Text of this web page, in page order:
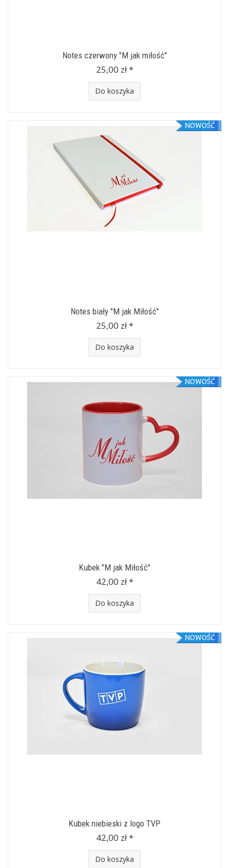
Notes czerwony "M jak miłość"
25,00 zł *
Do koszyka
Notes biały "M jak Miłość"
25,00 zł *
Do koszyka
Kubek "M jak Miłość"
42,00 zł *
Do koszyka
Kubek niebieski z logo TVP
42,00 zł *
Do koszyka